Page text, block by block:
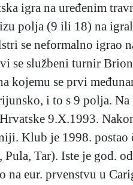
igra na uređenim
polja (9 ili 18) na
se neformalno igrao
se službeni turnir
kojemu se prvi
i to s 9 polja. Na
9.X.1993.
Klub je 1998. postao
Tar). Iste je god.
eur. prvenstvu u